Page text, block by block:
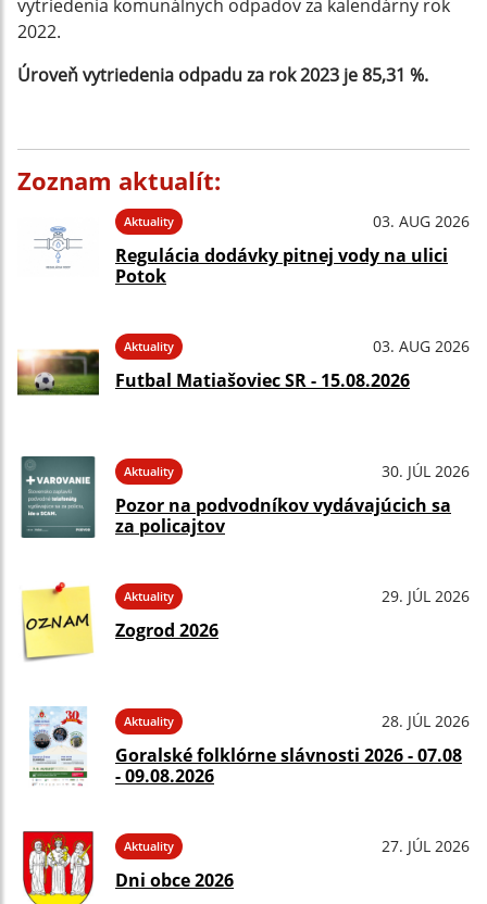
vytriedenia komunálnych odpadov za kalendárny rok
2022.
Úroveň vytriedenia odpadu za rok 2023 je 85,31 %.
Zoznam aktualít:
Aktuality 03. AUG 2026
Regulácia dodávky pitnej vody na ulici
Potok
Aktuality 03. AUG 2026
Futbal Matiašoviec SR - 15.08.2026
Aktuality 30. JÚL 2026
Pozor na podvodníkov vydávajúcich sa
za policajtov
Aktuality 29. JÚL 2026
Zogrod 2026
Aktuality 28. JÚL 2026
Goralské folklórne slávnosti 2026 - 07.08
- 09.08.2026
Aktuality 27. JÚL 2026
Dni obce 2026